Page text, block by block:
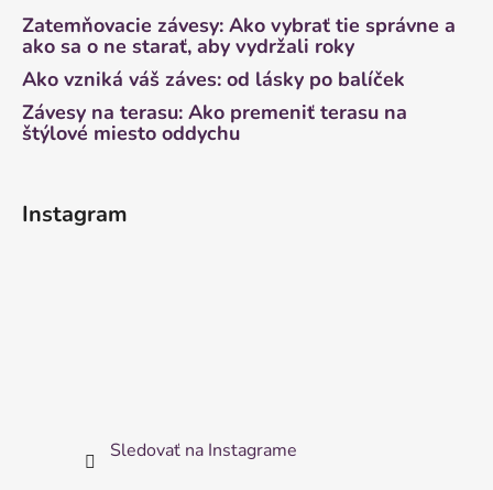
Zatemňovacie závesy: Ako vybrať tie správne a
ako sa o ne starať, aby vydržali roky
Ako vzniká váš záves: od lásky po balíček
Závesy na terasu: Ako premeniť terasu na
štýlové miesto oddychu
Instagram
Sledovať na Instagrame